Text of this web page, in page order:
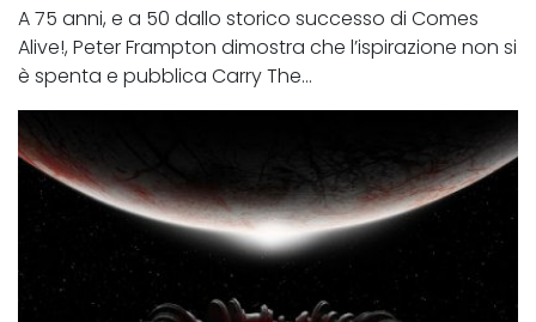
A 75 anni, e a 50 dallo storico successo di Comes
Alive!, Peter Frampton dimostra che l’ispirazione non si
è spenta e pubblica Carry The...